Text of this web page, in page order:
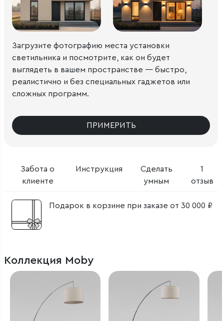
Забота о
клиенте
Инструкция
Сделать
умным
1
отзыв
Подарок в корзине при заказе от 30 000 ₽
Загрузите фотографию места установки
светильника и посмотрите, как он будет
выглядеть в вашем пространстве — быстро,
реалистично и без специальных гаджетов или
сложных программ.
ПРИМЕРИТЬ
Коллекция Moby